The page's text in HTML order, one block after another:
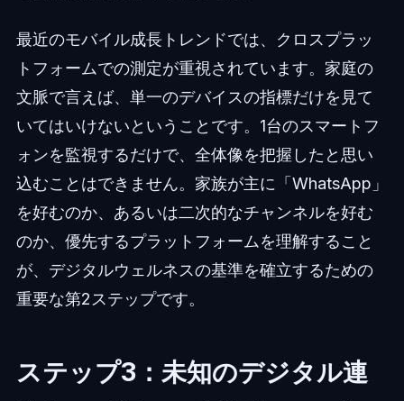
最近のモバイル成長トレンドでは、クロスプラッ
トフォームでの測定が重視されています。家庭の
文脈で言えば、単一のデバイスの指標だけを見て
いてはいけないということです。1台のスマートフ
ォンを監視するだけで、全体像を把握したと思い
込むことはできません。家族が主に「WhatsApp」
を好むのか、あるいは二次的なチャンネルを好む
のか、優先するプラットフォームを理解すること
が、デジタルウェルネスの基準を確立するための
重要な第2ステップです。
ステップ3：未知のデジタル連